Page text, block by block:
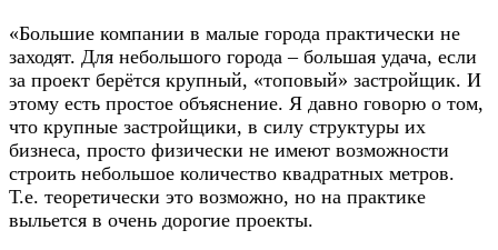
«Большие компании в малые города практически не
заходят. Для небольшого города – большая удача, если
за проект берётся крупный, «топовый» застройщик. И
этому есть простое объяснение. Я давно говорю о том,
что крупные застройщики, в силу структуры их
бизнеса, просто физически не имеют возможности
строить небольшое количество квадратных метров.
Т.е. теоретически это возможно, но на практике
выльется в очень дорогие проекты.